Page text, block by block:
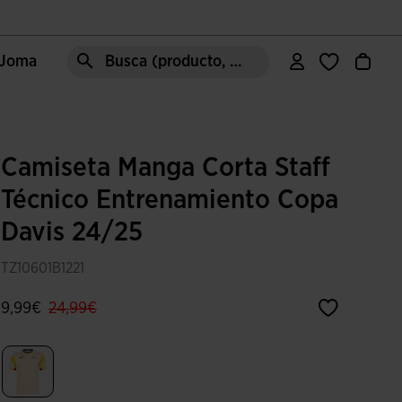
Busca (producto, estilo, área, ect.)
Camiseta Manga Corta Staff
Técnico Entrenamiento Copa
Davis 24/25
TZ10601B1221
9,99€ label.price.reduced.from
24,99€label.price.to